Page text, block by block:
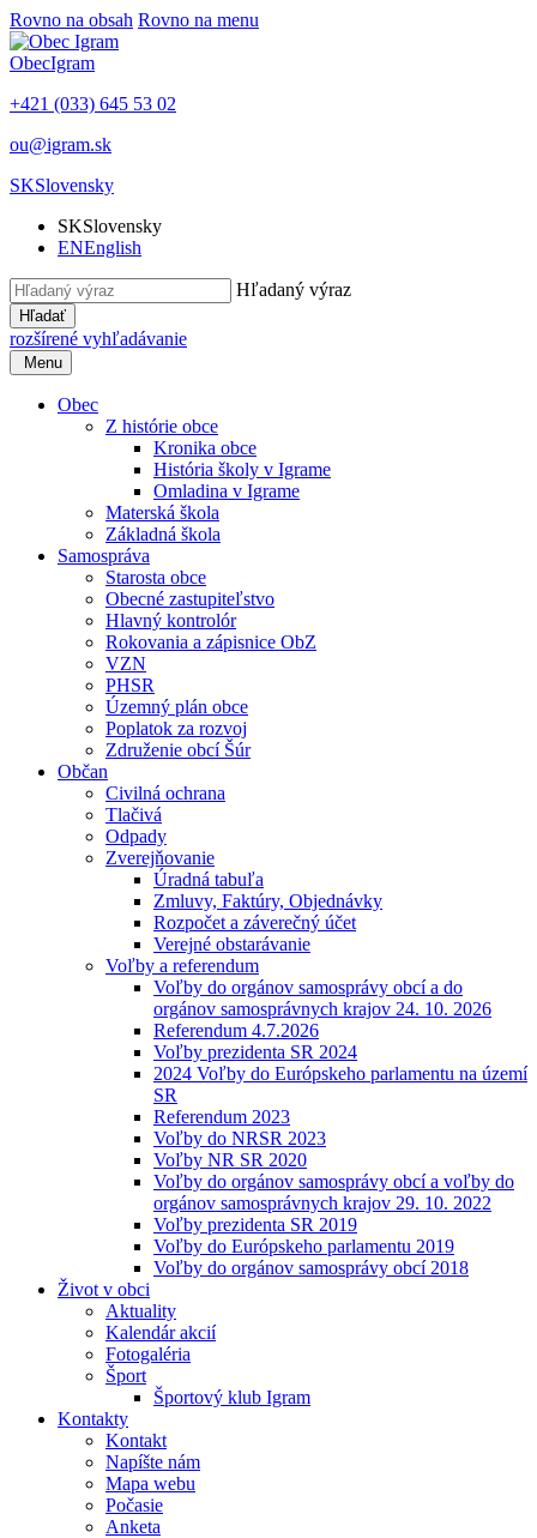
Rovno na obsah Rovno na menu
ObecIgram
+421 (033) 645 53 02
ou@igram.sk
SKSlovensky
SKSlovensky
ENEnglish
Hľadaný výraz
Hľadať
rozšírené vyhľadávanie
Menu
Obec
Z histórie obce
Kronika obce
História školy v Igrame
Omladina v Igrame
Materská škola
Základná škola
Samospráva
Starosta obce
Obecné zastupiteľstvo
Hlavný kontrolór
Rokovania a zápisnice ObZ
VZN
PHSR
Územný plán obce
Poplatok za rozvoj
Združenie obcí Šúr
Občan
Civilná ochrana
Tlačivá
Odpady
Zverejňovanie
Úradná tabuľa
Zmluvy, Faktúry, Objednávky
Rozpočet a záverečný účet
Verejné obstarávanie
Voľby a referendum
Voľby do orgánov samosprávy obcí a do
orgánov samosprávnych krajov 24. 10. 2026
Referendum 4.7.2026
Voľby prezidenta SR 2024
2024 Voľby do Európskeho parlamentu na území
SR
Referendum 2023
Voľby do NRSR 2023
Voľby NR SR 2020
Voľby do orgánov samosprávy obcí a voľby do
orgánov samosprávnych krajov 29. 10. 2022
Voľby prezidenta SR 2019
Voľby do Európskeho parlamentu 2019
Voľby do orgánov samosprávy obcí 2018
Život v obci
Aktuality
Kalendár akcií
Fotogaléria
Šport
Športový klub Igram
Kontakty
Kontakt
Napíšte nám
Mapa webu
Počasie
Anketa